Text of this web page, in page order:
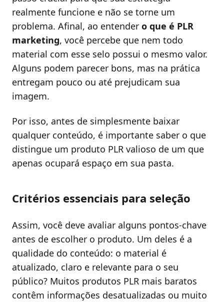
realmente funcione e não se torne um
problema. Afinal, ao entender o que é PLR
marketing, você percebe que nem todo
material com esse selo possui o mesmo valor.
Alguns podem parecer bons, mas na prática
entregam pouco ou até prejudicam sua
imagem.
Por isso, antes de simplesmente baixar
qualquer conteúdo, é importante saber o que
distingue um produto PLR valioso de um que
apenas ocupará espaço em sua pasta.
Critérios essenciais para seleção
Assim, você deve avaliar alguns pontos-chave
antes de escolher o produto. Um deles é a
qualidade do conteúdo: o material é
atualizado, claro e relevante para o seu
público? Muitos produtos PLR mais baratos
contêm informações desatualizadas ou muito